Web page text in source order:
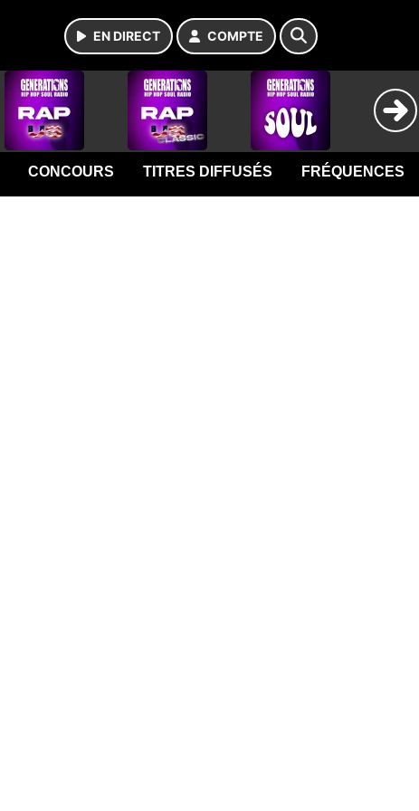
EN DIRECT COMPTE
CONCOURS TITRES DIFFUSÉS FRÉQUENCES